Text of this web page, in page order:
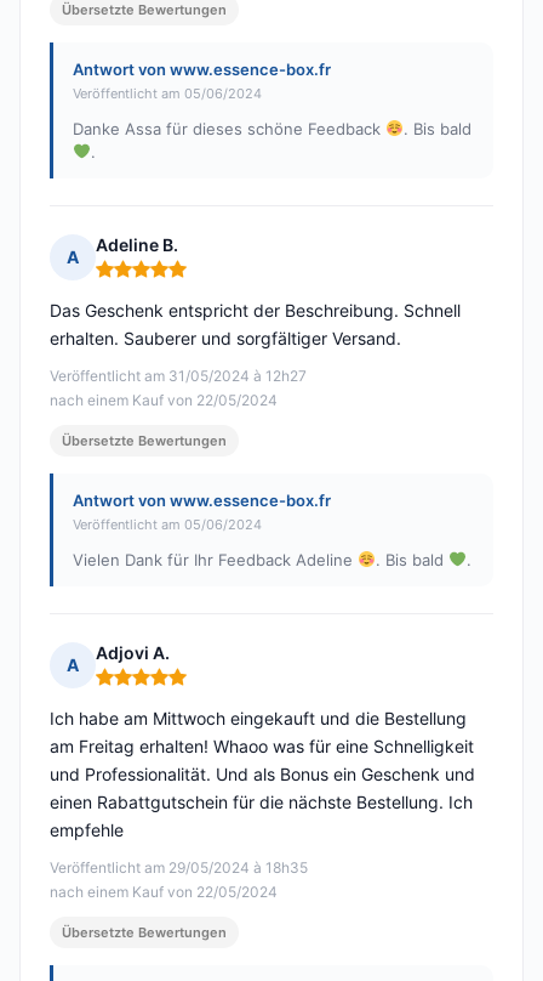
Übersetzte Bewertungen
Antwort von www.essence-box.fr
Veröffentlicht am 05/06/2024
Danke Assa für dieses schöne Feedback
. Bis bald
.
A
Adeline B.
Hinweis: 5 von 5
Veröffentlicht am 31/05/2024 à 12h27
nach einem Kauf von 22/05/2024
Das Geschenk entspricht der Beschreibung. Schnell
erhalten. Sauberer und sorgfältiger Versand.
Übersetzte Bewertungen
Antwort von www.essence-box.fr
Veröffentlicht am 05/06/2024
Vielen Dank für Ihr Feedback Adeline . Bis bald .
A
Adjovi A.
Hinweis: 5 von 5
Veröffentlicht am 29/05/2024 à 18h35
nach einem Kauf von 22/05/2024
Ich habe am Mittwoch eingekauft und die Bestellung
am Freitag erhalten! Whaoo was für eine Schnelligkeit
und Professionalität. Und als Bonus ein Geschenk und
einen Rabattgutschein für die nächste Bestellung. Ich
empfehle
Übersetzte Bewertungen